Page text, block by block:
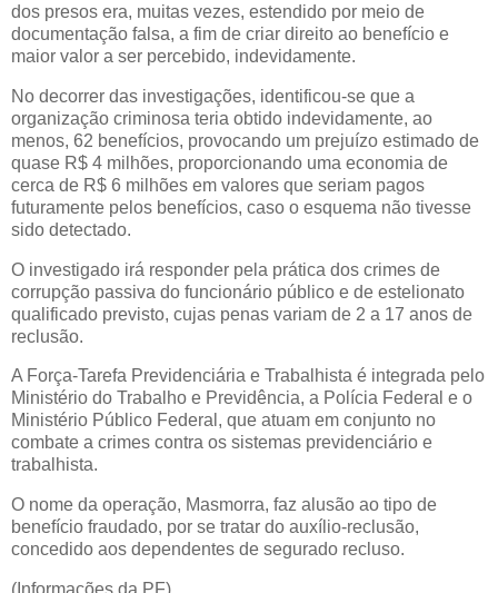
dos presos era, muitas vezes, estendido por meio de
documentação falsa, a fim de criar direito ao benefício e
maior valor a ser percebido, indevidamente.
No decorrer das investigações, identificou-se que a
organização criminosa teria obtido indevidamente, ao
menos, 62 benefícios, provocando um prejuízo estimado de
quase R$ 4 milhões, proporcionando uma economia de
cerca de R$ 6 milhões em valores que seriam pagos
futuramente pelos benefícios, caso o esquema não tivesse
sido detectado.
O investigado irá responder pela prática dos crimes de
corrupção passiva do funcionário público e de estelionato
qualificado previsto, cujas penas variam de 2 a 17 anos de
reclusão.
A Força-Tarefa Previdenciária e Trabalhista é integrada pelo
Ministério do Trabalho e Previdência, a Polícia Federal e o
Ministério Público Federal, que atuam em conjunto no
combate a crimes contra os sistemas previdenciário e
trabalhista.
O nome da operação, Masmorra, faz alusão ao tipo de
benefício fraudado, por se tratar do auxílio-reclusão,
concedido aos dependentes de segurado recluso.
(Informações da PF)